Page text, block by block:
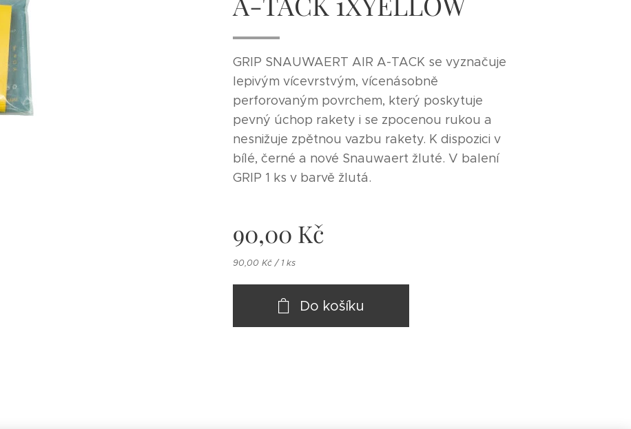
GRIP SNAUWAERT AIR A-TACK se vyznačuje
lepivým vícevrstvým, vícenásobně
perforovaným povrchem, který poskytuje
pevný úchop rakety i se zpocenou rukou a
nesnižuje zpětnou vazbu rakety. K dispozici v
bílé, černé a nové Snauwaert žluté. V balení
GRIP 1 ks v barvě žlutá.
90,00 Kč
90,00 Kč / 1 ks
Do košíku